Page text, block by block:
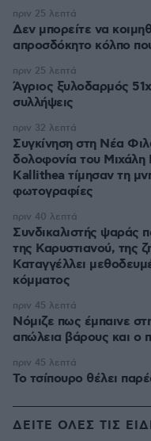
Δεν μπορείτε να
απροσδόκητο κόλπο
πριν 25 λεπτά
Άγριος ξυλοδαρμός
συλλήψεις
πριν 25 λεπτά
Συγκίνηση στη Νέα
δολοφονία του
Kallithea τίμησαν τη
φωτογραφίες
πριν 32 λεπτά
Συνδικαλιστής ψαράς
της Καρυστιανού, της
Καταγγέλλει
κόμματος
πριν 40 λεπτά
Νόμιζε πως έμπαινε
απώλεια βάρους και ο
πριν 45 λεπτά
Το τσίπουρο θέλει
πριν 45 λεπτά
ΔΕΙΤΕ ΟΛΕΣ ΤΙΣ